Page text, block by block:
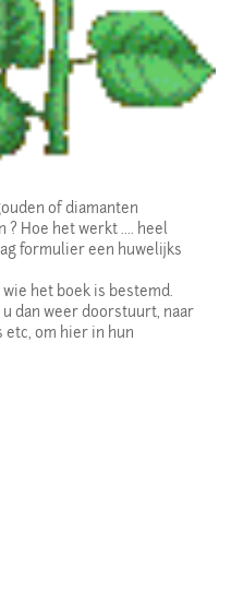
of diamanten
? Hoe het werkt .... heel
formulier een huwelijks
het boek is bestemd.
u dan weer doorstuurt, naar
om hier in hun